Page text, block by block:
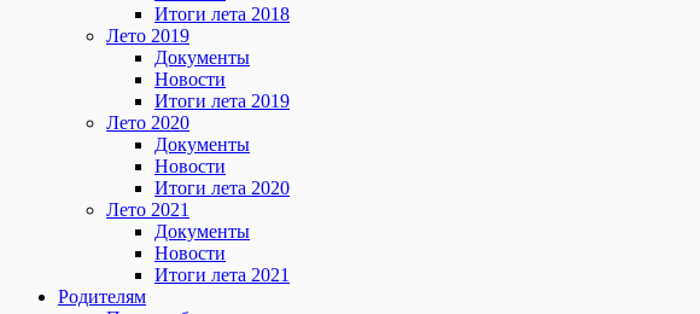
Итоги лета 2018
Лето 2019
Документы
Новости
Итоги лета 2019
Лето 2020
Документы
Новости
Итоги лета 2020
Лето 2021
Документы
Новости
Итоги лета 2021
Родителям